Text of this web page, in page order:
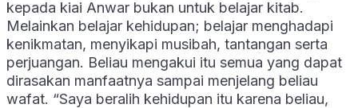
kepada kiai Anwar bukan untuk belajar kitab.
Melainkan belajar kehidupan; belajar menghadapi
kenikmatan, menyikapi musibah, tantangan serta
perjuangan. Beliau mengakui itu semua yang dapat
dirasakan manfaatnya sampai menjelang beliau
wafat. “Saya beralih kehidupan itu karena beliau,